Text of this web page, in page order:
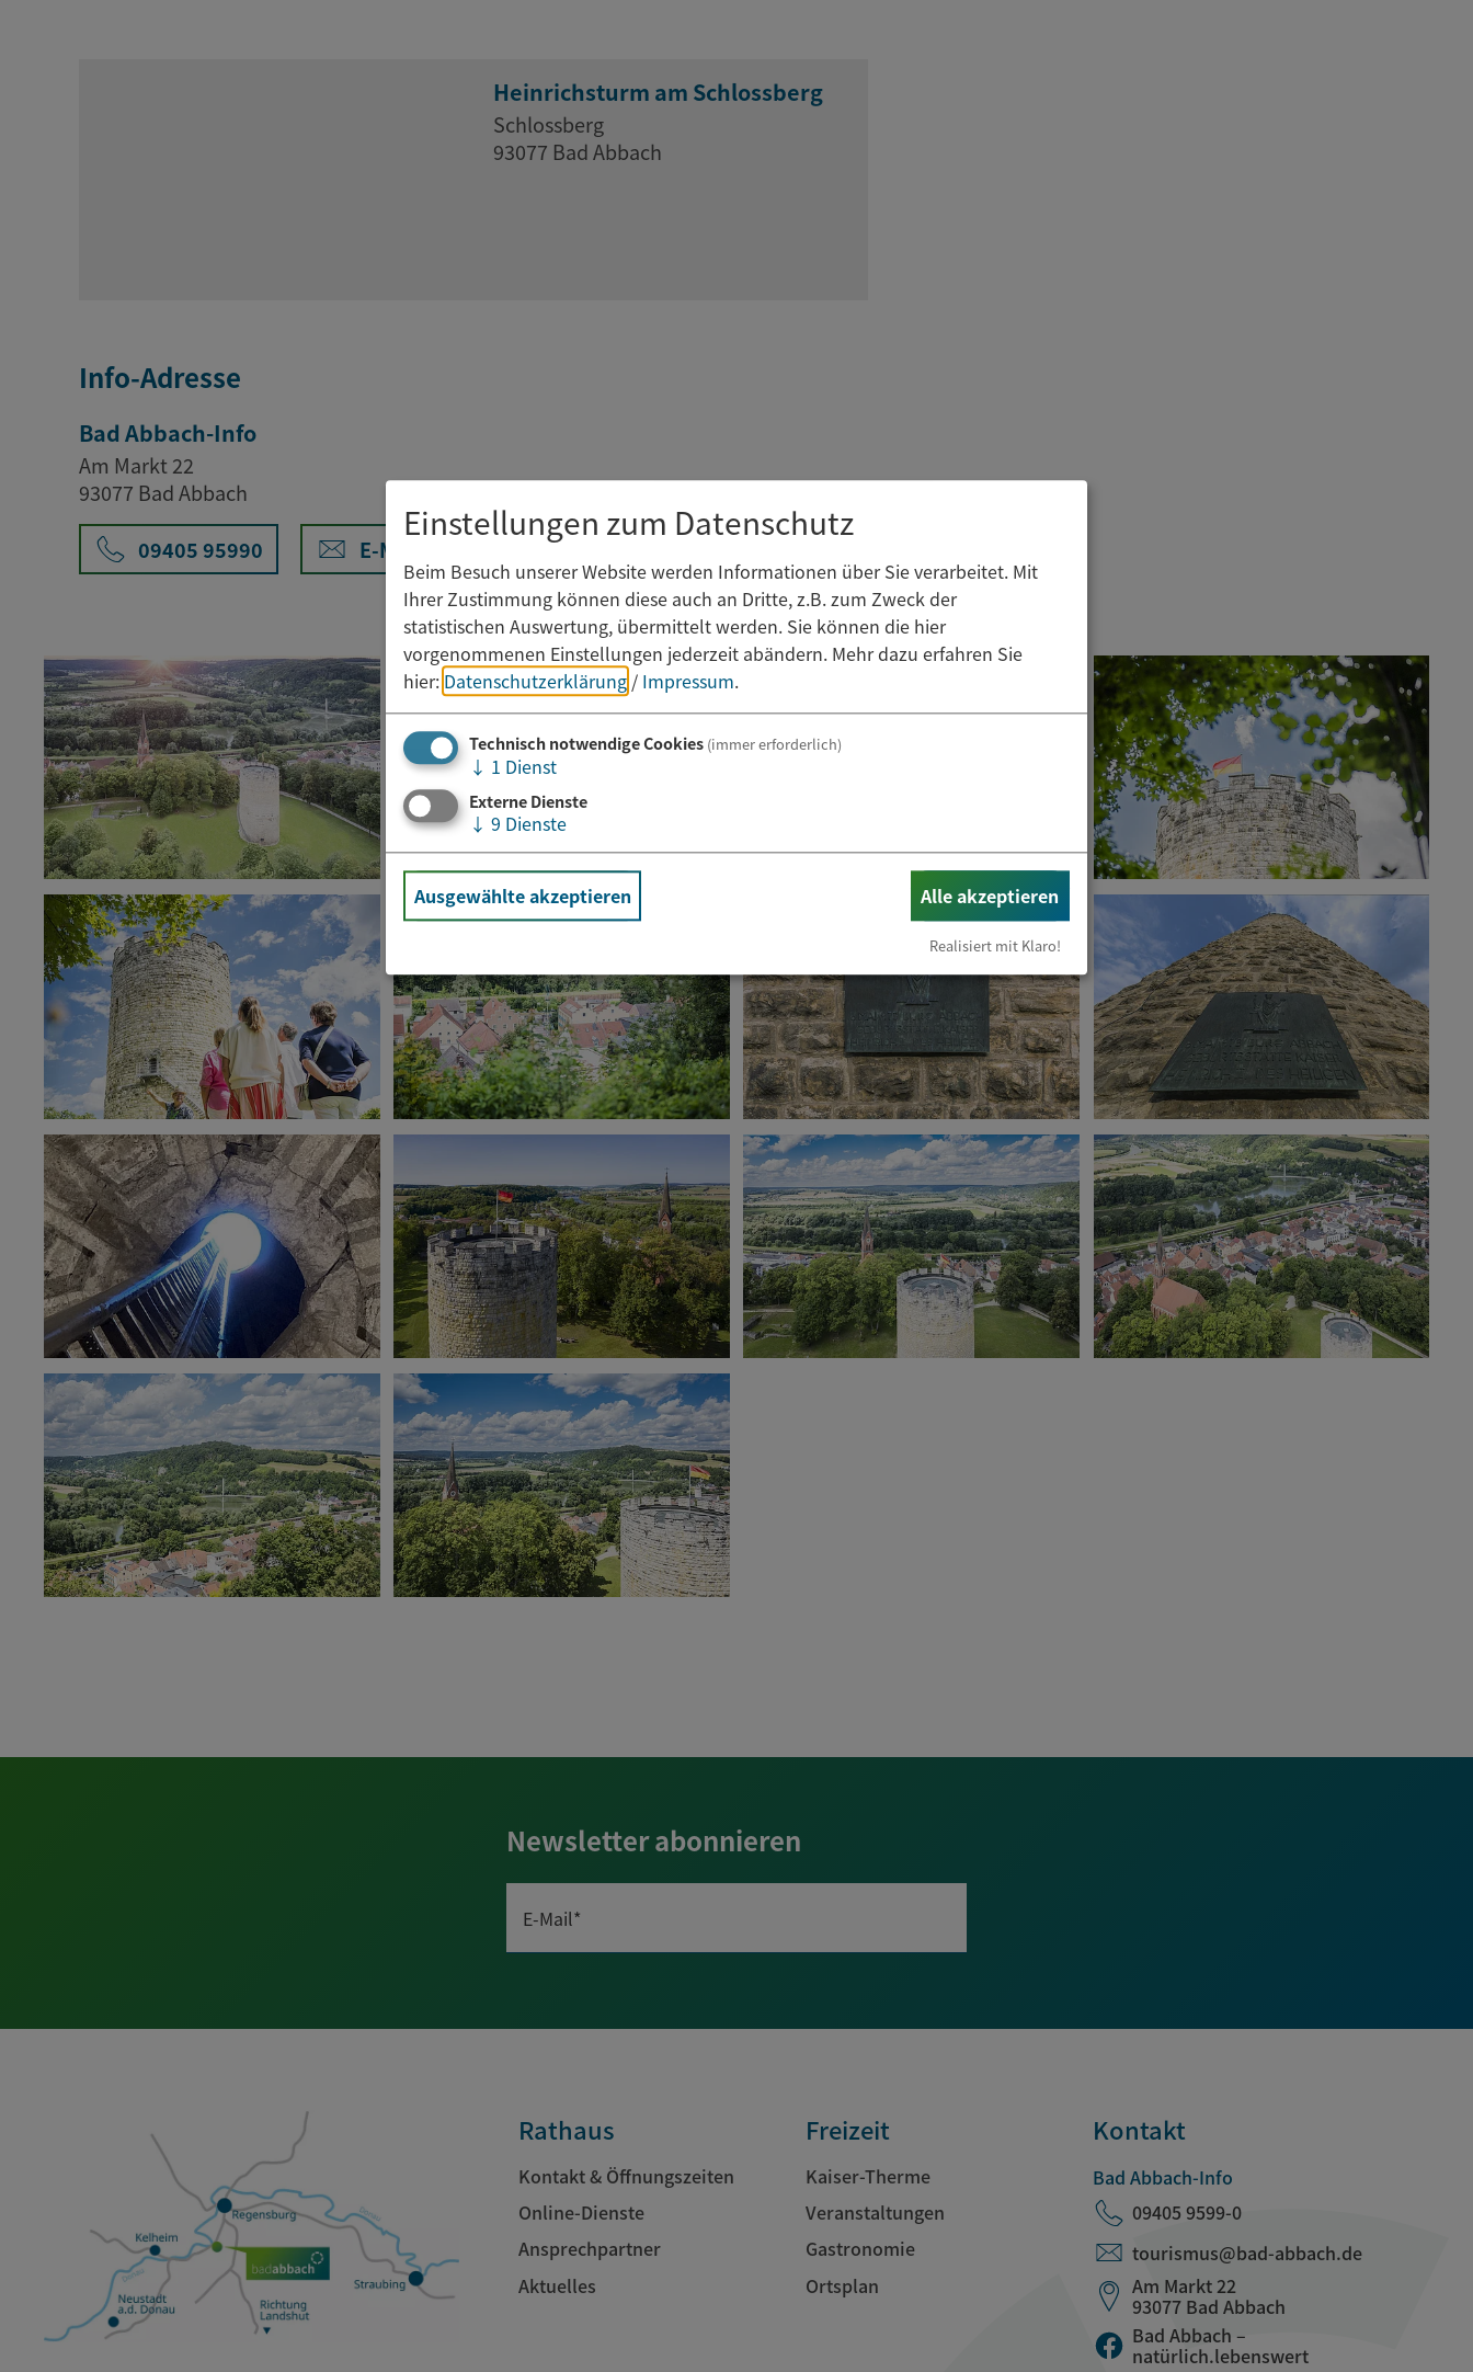
Heinrichsturm am Schlossberg
Schlossberg
93077 Bad Abbach
Info-Adresse
Bad Abbach-Info
Am Markt 22
93077 Bad Abbach
09405 95990
E-Mail
Newsletter abonnieren
E-Mail*
Rathaus
Kontakt & Öffnungszeiten
Online-Dienste
Ansprechpartner
Aktuelles
Freizeit
Kaiser-Therme
Veranstaltungen
Gastronomie
Ortsplan
Kontakt
Bad Abbach-Info
09405 9599-0
tourismus@bad-abbach.de
Am Markt 22
93077 Bad Abbach
Bad Abbach –
natürlich.lebenswert
Einstellungen zum Datenschutz
Beim Besuch unserer Website werden Informationen über Sie verarbeitet. Mit
Ihrer Zustimmung können diese auch an Dritte, z.B. zum Zweck der
statistischen Auswertung, übermittelt werden. Sie können die hier
vorgenommenen Einstellungen jederzeit abändern. Mehr dazu erfahren Sie
hier: Datenschutzerklärung / Impressum.
Technisch notwendige Cookies (immer erforderlich)
↓ 1 Dienst
Externe Dienste
↓ 9 Dienste
Ausgewählte akzeptieren Alle akzeptieren
Realisiert mit Klaro!